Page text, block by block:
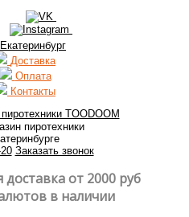
Екатеринбург
Доставка
Оплата
Контакты
пиротехники
Заказать звонок
доставка от 2000 руб
в наличии